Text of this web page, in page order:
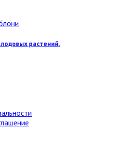
растений.